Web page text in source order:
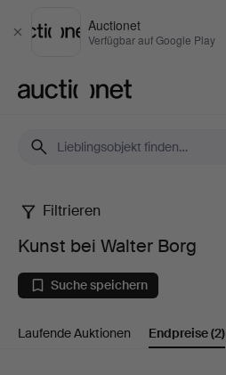
Schließen
Auctionet
Verfügbar auf Google Play
Kunst
bei
Walter
Borg
Filtrieren
Kunst bei Walter Borg
Suche speichern
Laufende Auktionen Endpreise(2)